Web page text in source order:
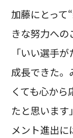
加藤にとって
きな努力への
「いい選手
成長できた。
くても心か
たと思いま
メント進出に